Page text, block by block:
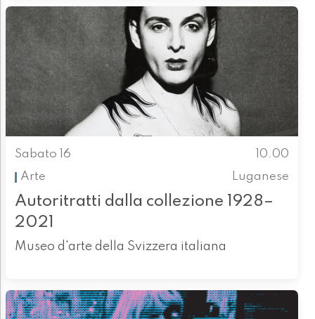
Sabato 16
10.00
Arte
Luganese
Autoritratti dalla collezione 1928–
2021
Museo d'arte della Svizzera italiana